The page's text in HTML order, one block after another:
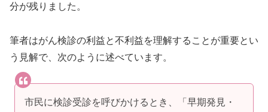
分が残りました。
筆者はがん検診の利益と不利益を理解することが重要とい
う見解で、次のように述べています。
市民に検診受診を呼びかけるとき、「早期発見・